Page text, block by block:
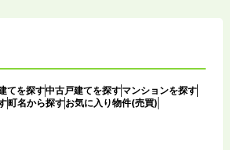
てを探す中古戸建てを探すマンションを探す
町名から探すお気に入り物件(売買)